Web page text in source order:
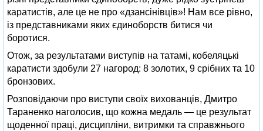
каратистів, але це не про «дзансінівців»! Нам все рівно,
із представниками яких єдиноборств битися чи
боротися.
Отож, за результатами виступів на татамі, кобеляцькі
каратисти здобули 27 нагород: 8 золотих, 9 срібних та 10
бронзових.
Розповідаючи про виступи своїх вихованців, Дмитро
Тараненко наголосив, що кожна медаль — це результат
щоденної праці, дисципліни, витримки та справжнього